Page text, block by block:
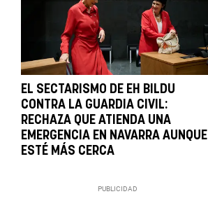
EL SECTARISMO DE EH BILDU
CONTRA LA GUARDIA CIVIL:
RECHAZA QUE ATIENDA UNA
EMERGENCIA EN NAVARRA AUNQUE
ESTÉ MÁS CERCA